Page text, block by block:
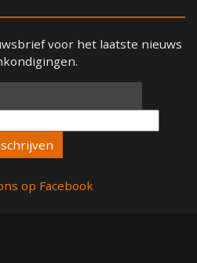
voor het laatste nieuws
Email
op Facebook